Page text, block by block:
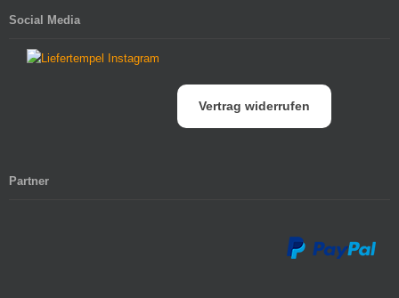
Social Media
Vertrag widerrufen
Partner